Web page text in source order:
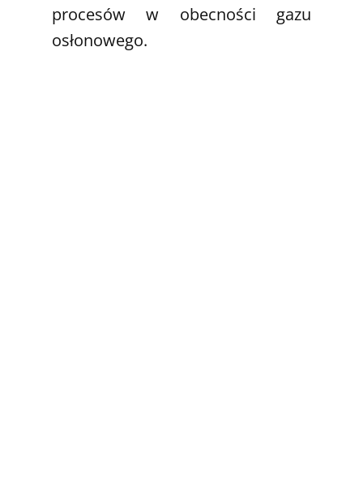
procesów w obecności gazu
osłonowego.